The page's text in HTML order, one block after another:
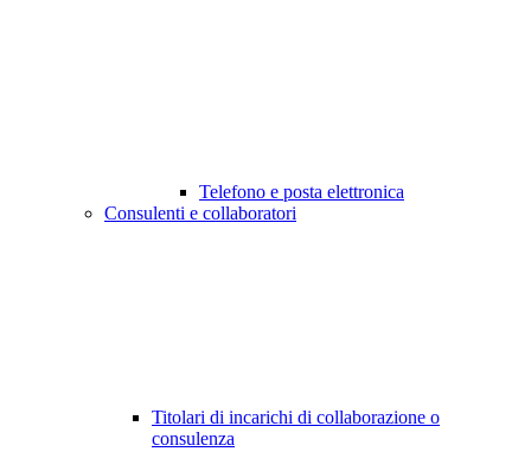
Telefono e posta elettronica
Consulenti e collaboratori
Titolari di incarichi di collaborazione o
consulenza